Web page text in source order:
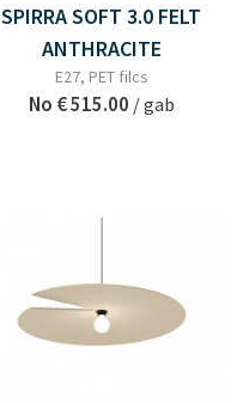
SPIRRA SOFT 3.0 FELT
ANTHRACITE
E27, PET filcs
No € 515.00 / gab